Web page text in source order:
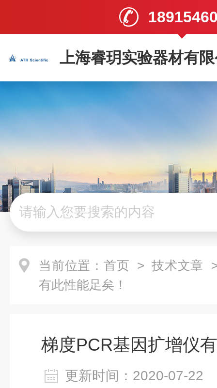
上海睿玥实验器材有
当前位置： 首页 > 技术文章
有此性能足矣！
梯度PCR基因扩增仪
更新时间：2020-07-